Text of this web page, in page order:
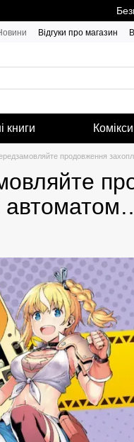
Відгуки про магазин
книги Комікси
продовження